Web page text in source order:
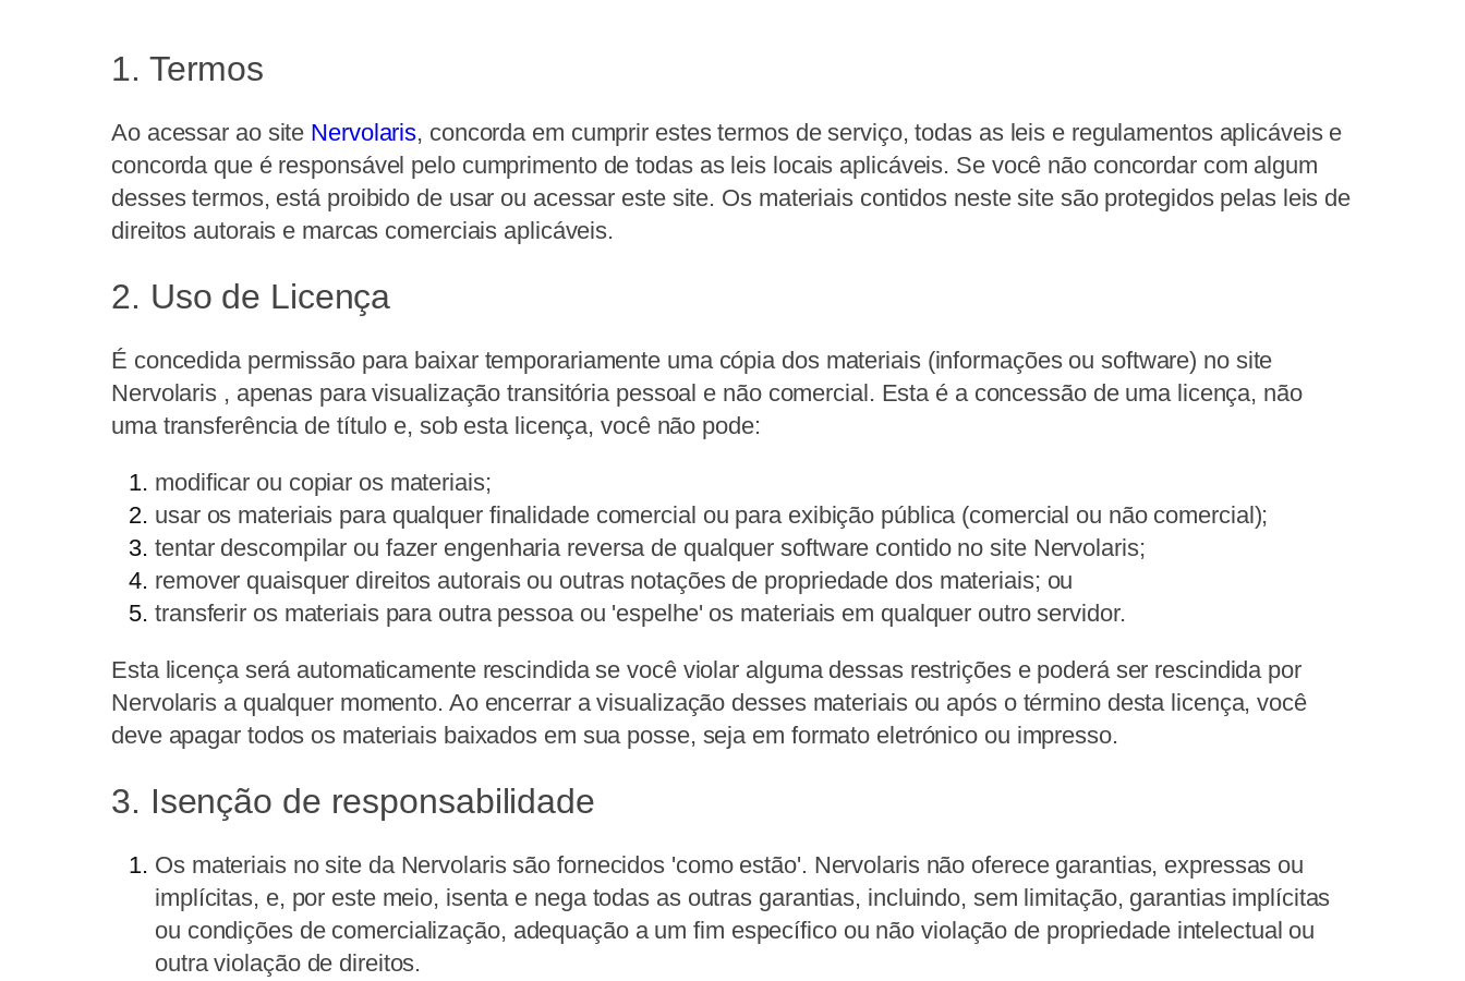
1. Termos
Ao acessar ao site Nervolaris, concorda em cumprir estes termos de serviço, todas as leis e regulamentos aplicáveis ​​e
concorda que é responsável pelo cumprimento de todas as leis locais aplicáveis. Se você não concordar com algum
desses termos, está proibido de usar ou acessar este site. Os materiais contidos neste site são protegidos pelas leis de
direitos autorais e marcas comerciais aplicáveis.
2. Uso de Licença
É concedida permissão para baixar temporariamente uma cópia dos materiais (informações ou software) no site
Nervolaris , apenas para visualização transitória pessoal e não comercial. Esta é a concessão de uma licença, não
uma transferência de título e, sob esta licença, você não pode:
modificar ou copiar os materiais;
usar os materiais para qualquer finalidade comercial ou para exibição pública (comercial ou não comercial);
tentar descompilar ou fazer engenharia reversa de qualquer software contido no site Nervolaris;
remover quaisquer direitos autorais ou outras notações de propriedade dos materiais; ou
transferir os materiais para outra pessoa ou 'espelhe' os materiais em qualquer outro servidor.
Esta licença será automaticamente rescindida se você violar alguma dessas restrições e poderá ser rescindida por
Nervolaris a qualquer momento. Ao encerrar a visualização desses materiais ou após o término desta licença, você
deve apagar todos os materiais baixados em sua posse, seja em formato eletrónico ou impresso.
3. Isenção de responsabilidade
Os materiais no site da Nervolaris são fornecidos 'como estão'. Nervolaris não oferece garantias, expressas ou
implícitas, e, por este meio, isenta e nega todas as outras garantias, incluindo, sem limitação, garantias implícitas
ou condições de comercialização, adequação a um fim específico ou não violação de propriedade intelectual ou
outra violação de direitos.